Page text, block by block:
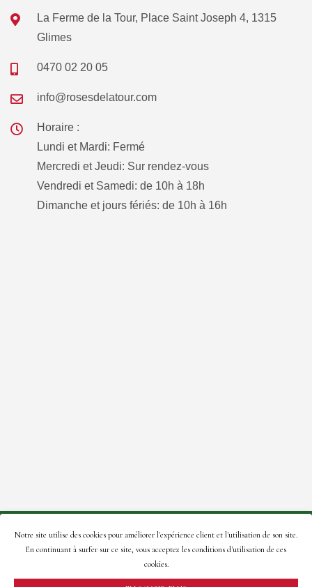
La Ferme de la Tour, Place Saint Joseph 4, 1315
Glimes
0470 02 20 05
info@rosesdelatour.com
Horaire :
Lundi et Mardi: Fermé
Mercredi et Jeudi: Sur rendez-vous
Vendredi et Samedi: de 10h à 18h
Dimanche et jours fériés: de 10h à 16h
© 2021 Roses de la Tour – Site créé par:A2Com.
En naviguant sur ce site, vous acceptez notrepolitique de
Notre site utilise des cookies pour améliorer l'expérience client et l'utilisation de son site.
En continuant à surfer sur ce site, vous acceptez les conditions d'utilisation de ces
cookies.